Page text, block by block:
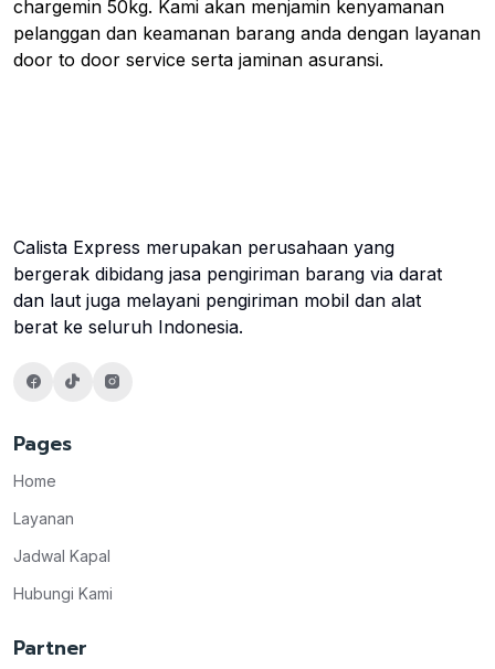
chargemin 50kg. Kami akan menjamin kenyamanan
pelanggan dan keamanan barang anda dengan layanan
door to door service serta jaminan asuransi.
Calista Express merupakan perusahaan yang
bergerak dibidang jasa pengiriman barang via darat
dan laut juga melayani pengiriman mobil dan alat
berat ke seluruh Indonesia.
Pages
Home
Layanan
Jadwal Kapal
Hubungi Kami
Partner